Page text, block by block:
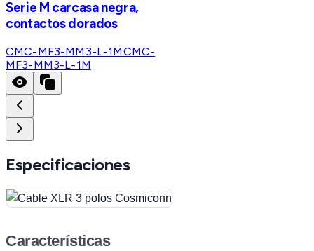
Serie M carcasa negra,
contactos dorados
CMC-MF3-MM3-L-1MCMC-
MF3-MM3-L-1M
Especificaciones
Características